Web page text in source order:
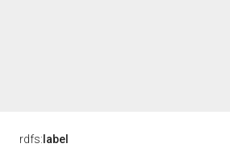
rdfs: label